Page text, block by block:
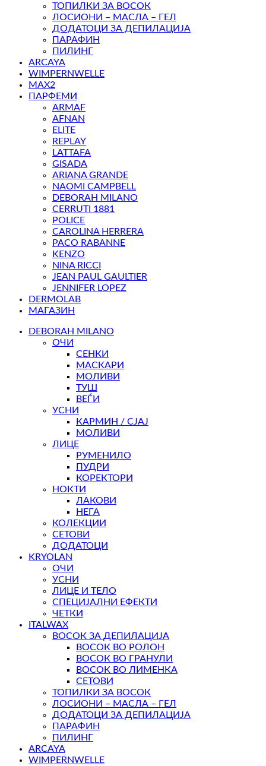
ТОПИЛКИ ЗА ВОСОК
ЛОСИОНИ – МАСЛА – ГЕЛ
ДОДАТОЦИ ЗА ДЕПИЛАЦИЈА
ПАРАФИН
ПИЛИНГ
ARCAYA
WIMPERNWELLE
MAX2
ПАРФЕМИ
ARMAF
AFNAN
ELITE
REPLAY
LATTAFA
GISADA
ARIANA GRANDE
NAOMI CAMPBELL
DEBORAH MILANO
CERRUTI 1881
POLICE
CAROLINA HERRERA
PACO RABANNE
KENZO
NINA RICCI
JEAN PAUL GAULTIER
JENNIFER LOPEZ
DERMOLAB
МАГАЗИН
DEBORAH MILANO
ОЧИ
СЕНКИ
МАСКАРИ
МОЛИВИ
ТУШ
ВЕЃИ
УСНИ
КАРМИН / СЈАЈ
МОЛИВИ
ЛИЦЕ
РУМЕНИЛО
ПУДРИ
КОРЕКТОРИ
НОКТИ
ЛАКОВИ
НЕГА
КОЛЕКЦИИ
СЕТОВИ
ДОДАТОЦИ
KRYOLAN
ОЧИ
УСНИ
ЛИЦЕ И ТЕЛО
СПЕЦИЈАЛНИ ЕФЕКТИ
ЧЕТКИ
ITALWAX
ВОСОК ЗА ДЕПИЛАЦИЈА
ВОСОК ВО РОЛОН
ВОСОК ВО ГРАНУЛИ
ВОСОК ВО ЛИМЕНКА
СЕТОВИ
ТОПИЛКИ ЗА ВОСОК
ЛОСИОНИ – МАСЛА – ГЕЛ
ДОДАТОЦИ ЗА ДЕПИЛАЦИЈА
ПАРАФИН
ПИЛИНГ
ARCAYA
WIMPERNWELLE